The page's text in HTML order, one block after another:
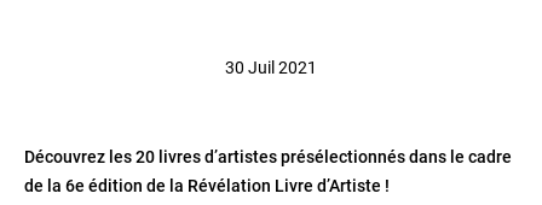
30 Juil 2021
Découvrez les 20 livres d’artistes présélectionnés dans le cadre
de la 6e édition de la Révélation Livre d’Artiste !